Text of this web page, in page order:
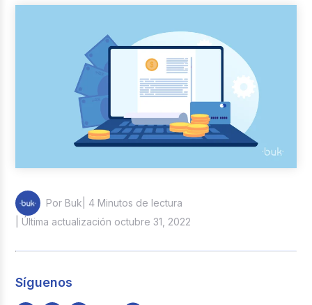
Casos de éxito
Columna del Experto
Entrevistas
Por Buk | 4 Minutos de lectura
| Última actualización octubre 31, 2022
Síguenos